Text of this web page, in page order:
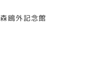
鴎外記念館